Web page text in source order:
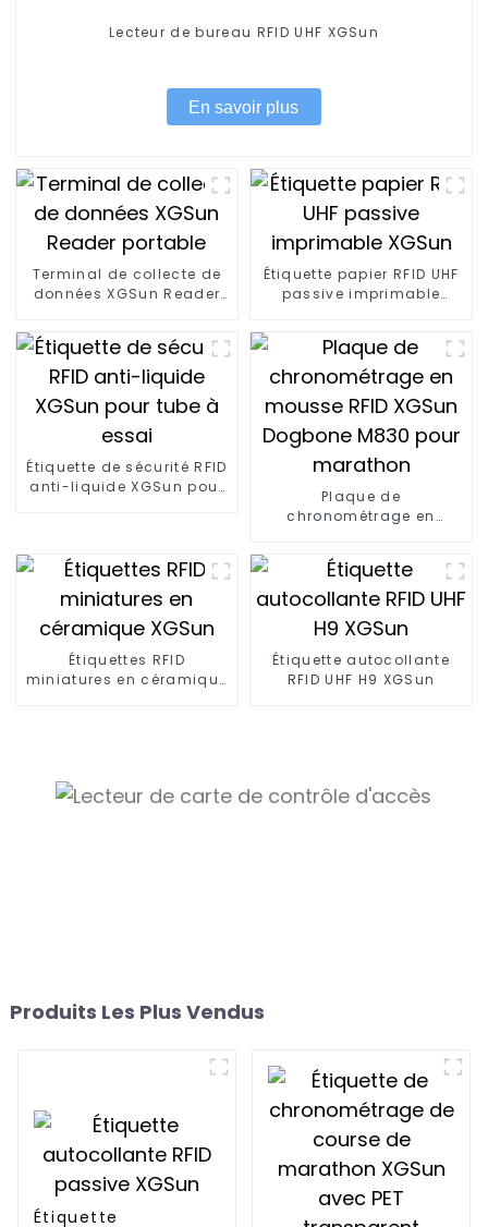
Lecteur de bureau RFID UHF XGSun
En savoir plus
Terminal de collecte de
données XGSun Reader
Étiquette papier RFID UHF
passive imprimable
Étiquette de sécurité RFID
anti-liquide XGSun pour
Plaque de
chronométrage en
Dogbone M830 pour
marathon
Étiquettes RFID
miniatures en céramique
Étiquette autocollante
RFID UHF H9 XGSun
Produits Les Plus Vendus
Étiquette